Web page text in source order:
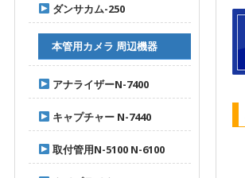
ダンサカム-250
本管用カメラ 周辺機器
アナライザーN-7400
キャプチャー N-7440
取付管用N-5100 N-6100